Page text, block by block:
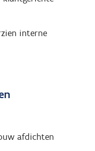
interne
afdichten